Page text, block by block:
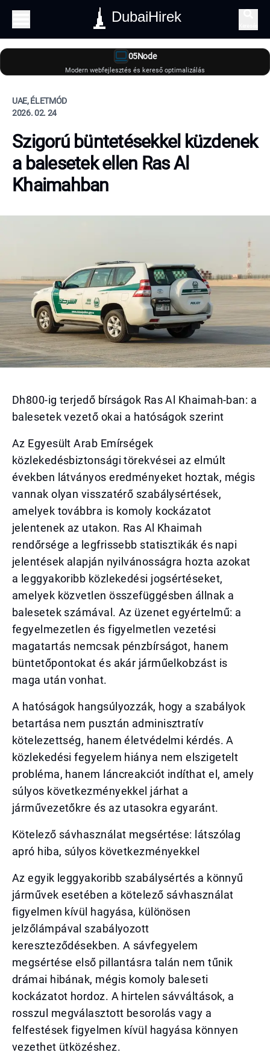
DubaiHirek
05Node
Modern webfejlesztés és kereső optimalizálás
UAE, ÉLETMÓD
2026. 02. 24
Szigorú büntetésekkel küzdenek
a balesetek ellen Ras Al
Khaimahban
Dh800-ig terjedő bírságok Ras Al Khaimah-ban: a
balesetek vezető okai a hatóságok szerint
Az Egyesült Arab Emírségek
közlekedésbiztonsági törekvései az elmúlt
években látványos eredményeket hoztak, mégis
vannak olyan visszatérő szabálysértések,
amelyek továbbra is komoly kockázatot
jelentenek az utakon. Ras Al Khaimah
rendőrsége a legfrissebb statisztikák és napi
jelentések alapján nyilvánosságra hozta azokat
a leggyakoribb közlekedési jogsértéseket,
amelyek közvetlen összefüggésben állnak a
balesetek számával. Az üzenet egyértelmű: a
fegyelmezetlen és figyelmetlen vezetési
magatartás nemcsak pénzbírságot, hanem
büntetőpontokat és akár járműelkobzást is
maga után vonhat.
A hatóságok hangsúlyozzák, hogy a szabályok
betartása nem pusztán adminisztratív
kötelezettség, hanem életvédelmi kérdés. A
közlekedési fegyelem hiánya nem elszigetelt
probléma, hanem láncreakciót indíthat el, amely
súlyos következményekkel járhat a
járművezetőkre és az utasokra egyaránt.
Kötelező sávhasználat megsértése: látszólag
apró hiba, súlyos következményekkel
Az egyik leggyakoribb szabálysértés a könnyű
járművek esetében a kötelező sávhasználat
figyelmen kívül hagyása, különösen
jelzőlámpával szabályozott
kereszteződésekben. A sávfegyelem
megsértése első pillantásra talán nem tűnik
drámai hibának, mégis komoly baleseti
kockázatot hordoz. A hirtelen sávváltások, a
rosszul megválasztott besorolás vagy a
felfestések figyelmen kívül hagyása könnyen
vezethet ütközéshez.